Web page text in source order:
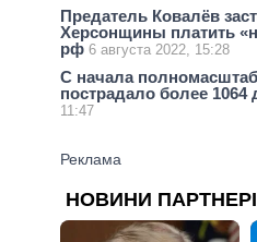
Предатель Ковалёв
Херсонщины платить
рф 6 августа 2022, 15:28
С начала
пострадало более 1064
11:47